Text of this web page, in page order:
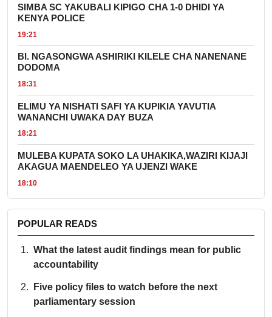
SIMBA SC YAKUBALI KIPIGO CHA 1-0 DHIDI YA
KENYA POLICE
19:21
BI. NGASONGWA ASHIRIKI KILELE CHA NANENANE
DODOMA
18:31
ELIMU YA NISHATI SAFI YA KUPIKIA YAVUTIA
WANANCHI UWAKA DAY BUZA
18:21
MULEBA KUPATA SOKO LA UHAKIKA,WAZIRI KIJAJI
AKAGUA MAENDELEO YA UJENZI WAKE
18:10
POPULAR READS
What the latest audit findings mean for public
accountability
Five policy files to watch before the next
parliamentary session